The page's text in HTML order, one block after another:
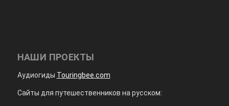
НАШИ ПРОЕКТЫ
Аудиогиды Touringbee.com
Сайты для путешественников на русском: